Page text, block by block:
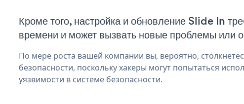
Кроме того, настройка и обновление Slide In
времени и может вызвать новые проблемы или
По мере роста вашей компании вы, вероятно,
безопасности, поскольку хакеры могут попытаться
уязвимости в системе безопасности.